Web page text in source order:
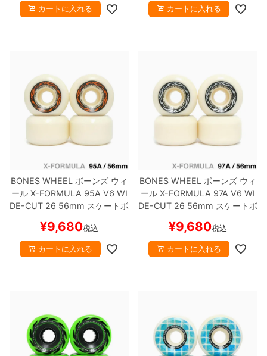
カートに入れる カートに入れる
BONES WHEEL ボーンズ ウィ
ールX-FORMULA 95A V6 WI
DE-CUT 26 56mm スケートボ
¥9,680税込
カートに入れる
BONES WHEEL ボーンズ ウィ
ール X-FORMULA 97A V6 WI
DE-CUT 26 56mm スケートボ
¥9,680税込
カートに入れる